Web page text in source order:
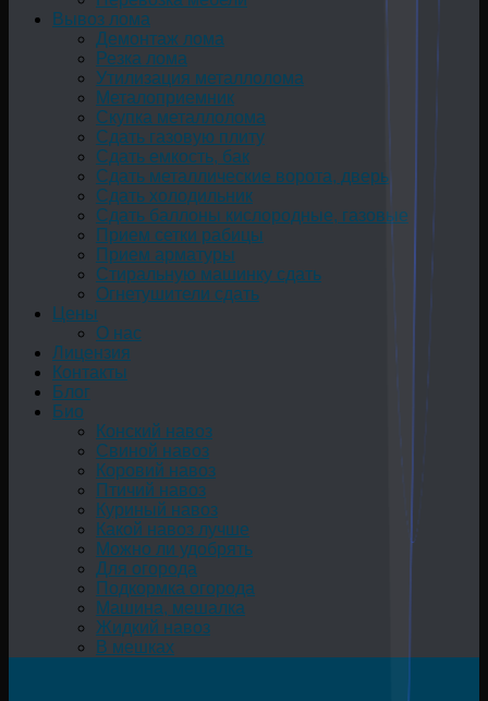
Вывоз лома
Демонтаж лома
Резка лома
Утилизация металлолома
Металоприемник
Скупка металлолома
Сдать газовую плиту
Сдать емкость, бак
Cдать металлические ворота, дверь
Сдать холодильник
Сдать баллоны кислородные, газовые
Прием сетки рабицы
Прием арматуры
Стиральную машинку сдать
Огнетушители сдать
Цены
О нас
Лицензия
Контакты
Блог
Био
Конский навоз
Свиной навоз
Коровий навоз
Птичий навоз
Куриный навоз
Какой навоз лучше
Можно ли удобрять
Для огорода
Подкормка огорода
Машина, мешалка
Жидкий навоз
В мешках